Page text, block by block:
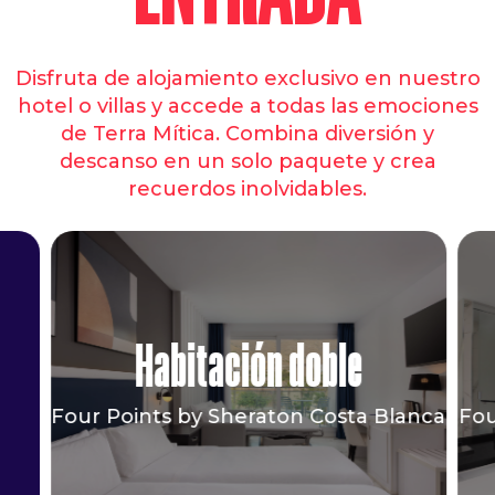
Terra Mítica ✨✨✨
#parquetemático
#benidorm
Disfruta de alojamiento exclusivo en nuestro
hotel o villas y accede a todas las emociones
de Terra Mítica. Combina diversión y
descanso en un solo paquete y crea
recuerdos inolvidables.
Habitación doble
Four Points by Sheraton Costa Blanca